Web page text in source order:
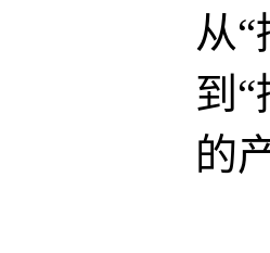
从“
到“
的